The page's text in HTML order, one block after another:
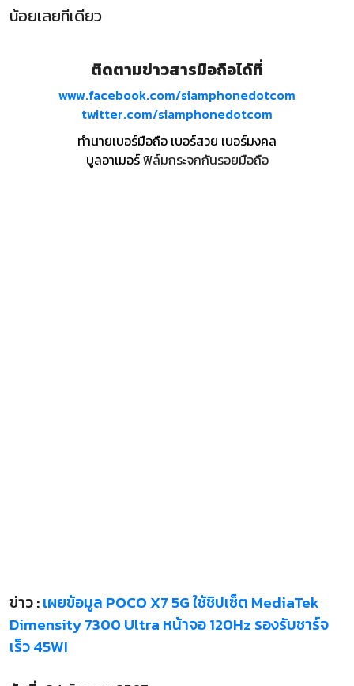
น้อยเลยทีเดียว
ติดตามข่าวสารมือถือได้ที่
www.facebook.com/siamphonedotcom
twitter.com/siamphonedotcom
ทำนายเบอร์มือถือ เบอร์สวย เบอร์มงคล
บูลอาเมอร์ฟิล์มกระจกกันรอยมือถือ
ข่าว :เผยข้อมูล POCO X7 5G ใช้ชิปเซ็ต MediaTek
Dimensity 7300 Ultra หน้าจอ 120Hz รองรับชาร์จ
เร็ว 45W!